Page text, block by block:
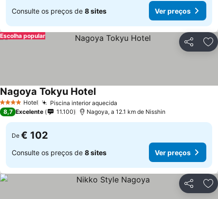
Consulte os preços de 8 sites Ver preços
Partilhar
Escolha popular
4 EstrelasHotel Piscina interior aquecida
Nagoya Tokyu Hotel
8,7 Excelente 11.100 Nagoya, a 12.1 km de Nisshin
De € 102
Consulte os preços de 8 sites Ver preços
Partilhar